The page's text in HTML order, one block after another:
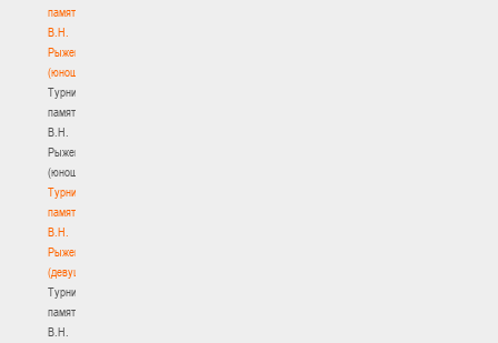
памяти
В.Н.
Рыженкова
(юноши)
Турнир
памяти
В.Н.
Рыженкова
(юноши)
Турнир
памяти
В.Н.
Рыженкова
(девушки)
Турнир
памяти
В.Н.